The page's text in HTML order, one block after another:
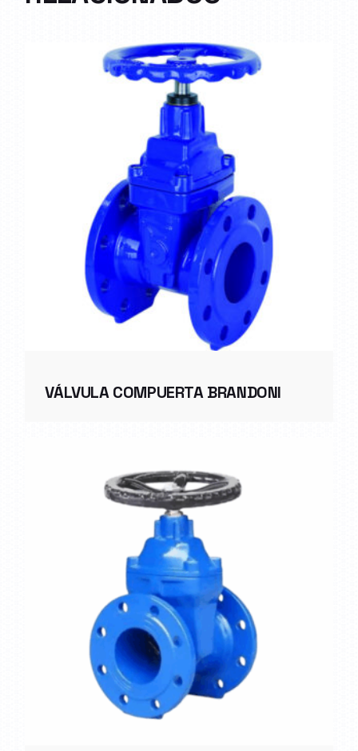
VÁLVULA COMPUERTA BRANDONI